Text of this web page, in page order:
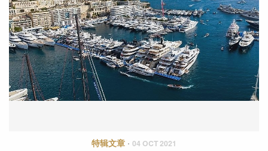
特辑文章 · 04 OCT 2021